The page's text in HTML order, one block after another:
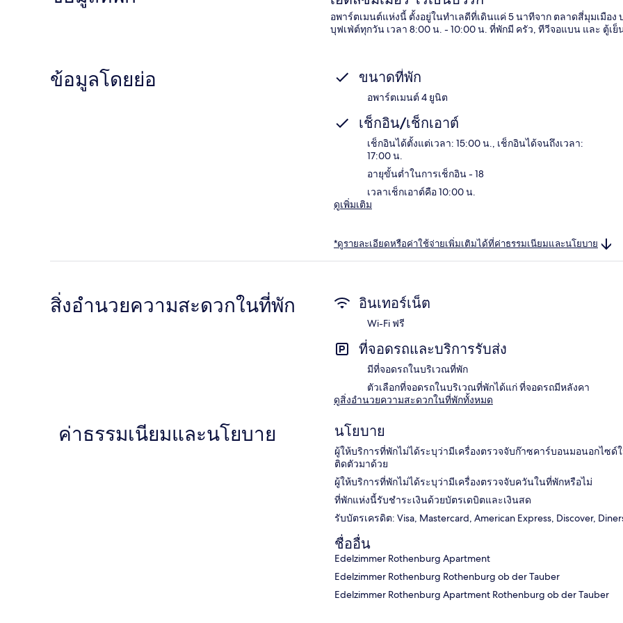
อพาร์ตเมนต์แห่งนี้ ตั้งอยู่ในทำเลดีที่เดินแค่ 5 นาทีจาก ตลาดสี่มุมเมือ
บุฟเฟ่ต์ทุกวัน เวลา 8:00 น. - 10:00 น. ที่พักมี ครัว, ทีวีจอแบน และ ตู้เย็
ข้อมูลโดยย่อ ขนาดที่พัก
อพาร์ตเมนต์ 4 ยูนิต
เช็กอิน/เช็กเอาต์
เช็กอินได้ตั้งแต่เวลา: 15:00 น., เช็กอินได้จนถึงเวลา:
17:00 น.
อายุขั้นต่ำในการเช็กอิน - 18
เวลาเช็กเอาต์คือ 10:00 น.
ดูเพิ่มเติม
*ดูรายละเอียดหรือค่าใช้จ่ายเพิ่มเติมได้ที่ค่าธรรมเนียมและนโยบาย
สิ่งอำนวยความสะดวกในที่พัก อินเทอร์เน็ต
Wi-Fi ฟรี
ที่จอดรถและบริการรับส่ง
มีที่จอดรถในบริเวณที่พัก
ตัวเลือกที่จอดรถในบริเวณที่พักได้แก่ ที่จอดรถมีหลังคา
ดูสิ่งอำนวยความสะดวกในที่พักทั้งหมด
ค่าธรรมเนียมและนโยบาย นโยบาย
ผู้ให้บริการที่พักไม่ได้ระบุว่ามีเครื่องตรวจจับก๊าซคาร์บอนมอนอกไซ
ติดตัวมาด้วย
ผู้ให้บริการที่พักไม่ได้ระบุว่ามีเครื่องตรวจจับควันในที่พักหรือไม่
ที่พักแห่งนี้รับชำระเงินด้วยบัตรเดบิตและเงินสด
รับบัตรเครดิต: Visa, Mastercard, American Express, Discover,
ชื่ออื่น
Edelzimmer Rothenburg Apartment
Edelzimmer Rothenburg Rothenburg ob der Tauber
Edelzimmer Rothenburg Apartment Rothenburg ob der Tauber